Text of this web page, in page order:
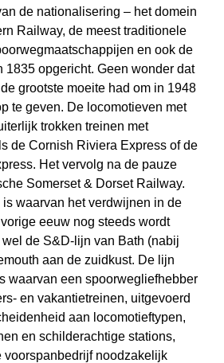
de nationalisering – het domein
Railway, de meest traditionele
en ook de
1835 opgericht. Geen wonder dat
grootste moeite had om in 1948
te geven. De locomotieven met
trokken treinen met
de Cornish Riviera Express of de
Het vervolg na de pauze
Somerset & Dorset Railway.
waarvan het verdwijnen in de
eeuw nog steeds wordt
wel de S&D-lijn van Bath (nabij
aan de zuidkust. De lijn
waarvan een spoorwegliefhebber
en vakantietreinen, uitgevoerd
aan locomotieftypen,
en schilderachtige stations,
noodzakelijk